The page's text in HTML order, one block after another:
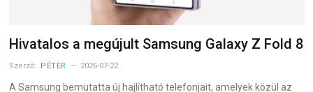
Hivatalos a megújult Samsung Galaxy Z Fold 8
Szerző: PÉTER 2026-07-22
A Samsung bemutatta új hajlítható telefonjait, amelyek közül az